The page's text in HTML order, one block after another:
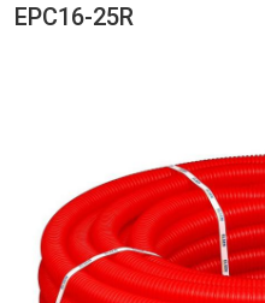
EPC16-25R